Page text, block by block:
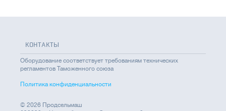
КОНТАКТЫ
Оборудование соответствует требованиям технических
регламентов Таможенного союза
Политика конфиденциальности
© 2026 Продсельмаш